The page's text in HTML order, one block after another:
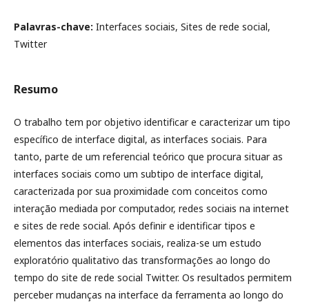
Palavras-chave: Interfaces sociais, Sites de rede social,
Twitter
Resumo
O trabalho tem por objetivo identificar e caracterizar um tipo
específico de interface digital, as interfaces sociais. Para
tanto, parte de um referencial teórico que procura situar as
interfaces sociais como um subtipo de interface digital,
caracterizada por sua proximidade com conceitos como
interação mediada por computador, redes sociais na internet
e sites de rede social. Após definir e identificar tipos e
elementos das interfaces sociais, realiza-se um estudo
exploratório qualitativo das transformações ao longo do
tempo do site de rede social Twitter. Os resultados permitem
perceber mudanças na interface da ferramenta ao longo do